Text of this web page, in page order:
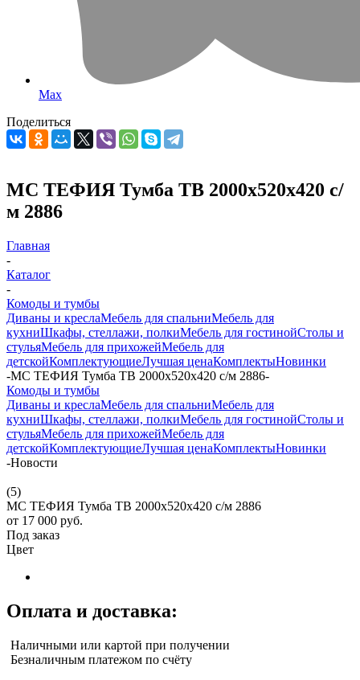
Max
Поделиться
МС ТЕФИЯ Тумба ТВ 2000х520х420 с/
м 2886
Главная
-
Каталог
-
Комоды и тумбы
Диваны и креслаМебель для спальниМебель для
кухниШкафы, стеллажи, полкиМебель для гостинойСтолы и
стульяМебель для прихожейМебель для
детскойКомплектующиеЛучшая ценаКомплектыНовинки
-МС ТЕФИЯ Тумба ТВ 2000х520х420 с/м 2886-
Комоды и тумбы
Диваны и креслаМебель для спальниМебель для
кухниШкафы, стеллажи, полкиМебель для гостинойСтолы и
стульяМебель для прихожейМебель для
детскойКомплектующиеЛучшая ценаКомплектыНовинки
-Новости
(5)
МС ТЕФИЯ Тумба ТВ 2000х520х420 с/м 2886
от 17 000 руб.
Под заказ
Цвет
Оплата и доставка:
Наличными или картой при получении
Безналичным платежом по счёту